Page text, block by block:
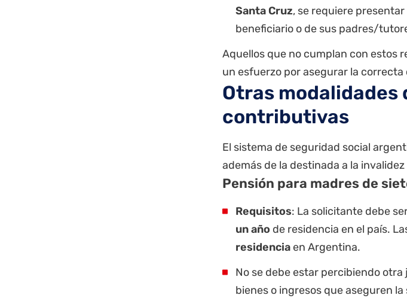
Santa Cruz, se requiere presentar
beneficiario o de sus padres/
Aquellos que no cumplan con estos
un esfuerzo por asegurar la
Otras modalidades
contributivas
El sistema de seguridad social
además de la destinada a la
Pensión para madres de
Requisitos: La solicitante debe
un año de residencia en el país.
residencia en Argentina.
No se debe estar percibiendo
bienes o ingresos que aseguren